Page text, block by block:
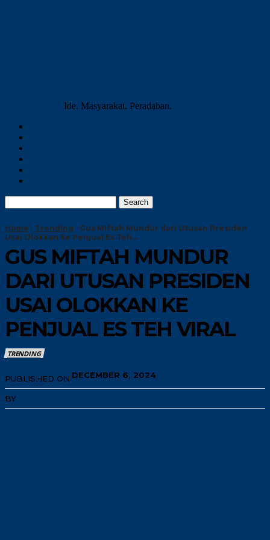
Ide. Masyarakat. Peradaban.
Home Trending
Gus Miftah Mundur dari Utusan Presiden
Usai Olokkan ke Penjual Es Teh...
GUS MIFTAH MUNDUR
DARI UTUSAN PRESIDEN
USAI OLOKKAN KE
PENJUAL ES TEH VIRAL
TRENDING
PUBLISHED ON DECEMBER 6, 2024
BY